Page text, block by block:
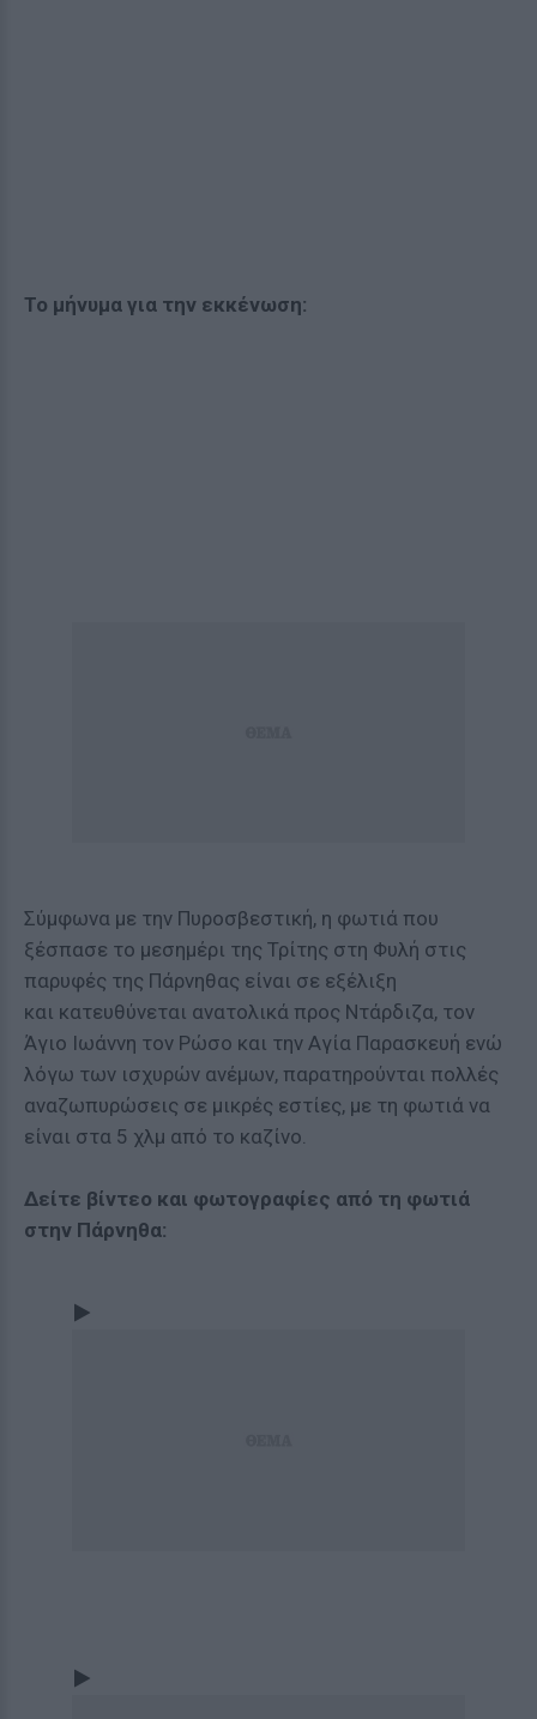
Το μήνυμα για την εκκένωση:
Σύμφωνα με την Πυροσβεστική, η φωτιά που
ξέσπασε το μεσημέρι της Τρίτης στη Φυλή στις
παρυφές της Πάρνηθας είναι σε εξέλιξη
και κατευθύνεται ανατολικά προς Ντάρδιζα, τον
Άγιο Ιωάννη τον Ρώσο και την Αγία Παρασκευή ενώ
λόγω των ισχυρών ανέμων, παρατηρούνται πολλές
αναζωπυρώσεις σε μικρές εστίες, με τη φωτιά να
είναι στα 5 χλμ από το καζίνο.
Δείτε βίντεο και φωτογραφίες από τη φωτιά
στην Πάρνηθα: